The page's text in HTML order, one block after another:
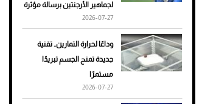
هوى الأبطال
أفضل تدريج للشعر الطويل
لإطلالة جريئة وعصرية
للرجال
لجماهير الأرجنتين برسالة مؤثرة
2026-07-27
وداعًا لحرارة التمارين.. تقنية
جديدة تمنح الجسم تبريدًا
مستمرًا
2026-07-27